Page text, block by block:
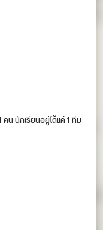
น นักเรียนอยู่ได้เเค่ 1 ทีม